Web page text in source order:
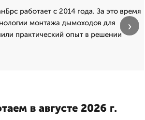
работает с 2014 года. За это время
монтажа дымоходов для
практический опыт в решении
›
в августе 2026 г.